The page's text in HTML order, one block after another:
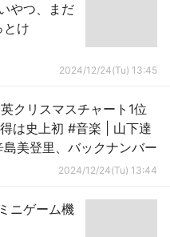
やつ、まだ
とけ
2024/12/24(Tu) 13:45
クリスマスチャート1位
上初 #音楽 | 山下達
美登里、バックナンバー
2024/12/24(Tu) 13:44
ニゲーム機